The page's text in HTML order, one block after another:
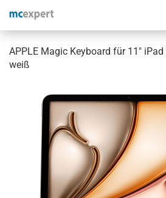
APPLE Magic Keyboard für 11"
weiß